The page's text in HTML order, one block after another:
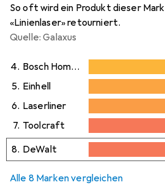
So oft wird ein Produkt dieser
«Linienlaser» retourniert.
Quelle: Galaxus
4. Bosch Home & Garden
5. Einhell
6. Laserliner
7. Toolcraft
3,3%
8. DeWalt
3,4%
Alle 8 Marken vergleichen